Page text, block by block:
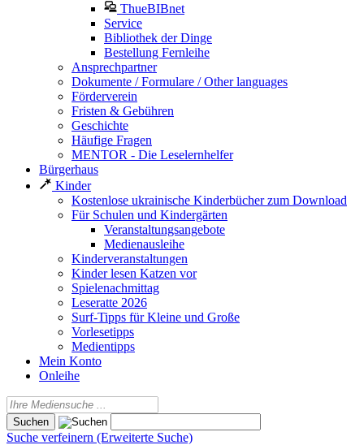
ThueBIBnet
Service
Bibliothek der Dinge
Bestellung Fernleihe
Ansprechpartner
Dokumente / Formulare / Other languages
Förderverein
Fristen & Gebühren
Geschichte
Häufige Fragen
MENTOR - Die Leselernhelfer
Bürgerhaus
Kinder
Kostenlose ukrainische Kinderbücher zum Download
Für Schulen und Kindergärten
Veranstaltungsangebote
Medienausleihe
Kinderveranstaltungen
Kinder lesen Katzen vor
Spielenachmittag
Leseratte 2026
Surf-Tipps für Kleine und Große
Vorlesetipps
Medientipps
Mein Konto
Onleihe
Suche verfeinern (Erweiterte Suche)